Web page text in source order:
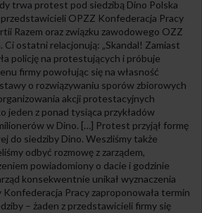
trwa protest pod siedzibą Dino Polska
OPZZ Konfederacja Pracy
Razem oraz związku zawodowego OZZ
Ci ostatni relacjonują: „Skandal! Zamiast
policję na protestujących i próbuje
firmy powołując się na własność
o rozwiązywaniu sporów zbiorowych
akcji protestacyjnych
jeden z ponad tysiąca przykładów
w Dino. […] Protest przyjął formę
do siedziby Dino. Weszliśmy także
odbyć rozmowę z zarządem,
powiadomiony o dacie i godzinie
konsekwentnie unikał wyznaczenia
Konfederacja Pracy zaproponowała termin
– żaden z przedstawicieli firmy się